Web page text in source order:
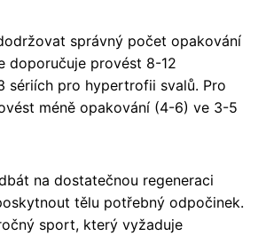
správný počet opakování
doporučuje provést 8-12
sériích pro hypertrofii svalů. Pro
méně opakování (4-6) ve 3-5
na dostatečnou regeneraci
tělu potřebný odpočinek.
sport, který vyžaduje